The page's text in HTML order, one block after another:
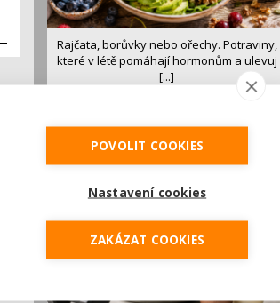
Rajčata, borůvky nebo ořechy. Potraviny,
které v létě pomáhají hormonům a ulevuj
[...]
luštěniny jsou práv...
POVOLIT COOKIES
Nastavení cookies
ZAKÁZAT COOKIES